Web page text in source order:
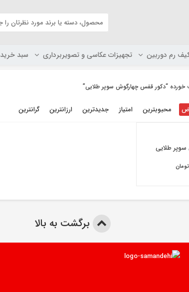
رم دوربین تجهیزات عکاسی و تصویربرداری سبد خرید
“دکور قفس چهارگوش سوپر طلایی”
محبوبترین امتیاز جدیدترین ارزانترین گرانترین
طلایی
تومان
برگشت به بالا